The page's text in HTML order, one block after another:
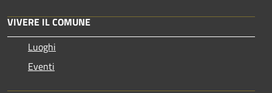
VIVERE IL COMUNE
Luoghi
Eventi